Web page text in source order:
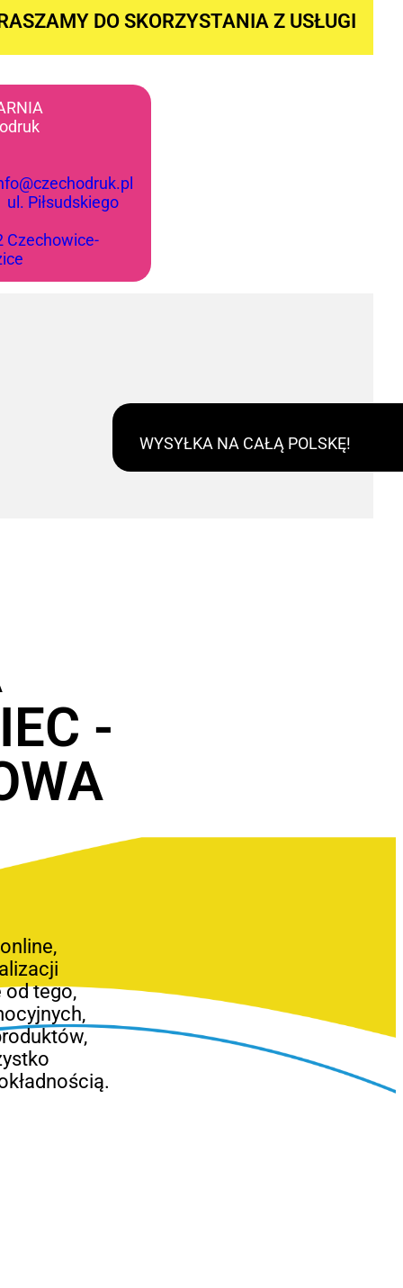
WYSYŁKA NA CAŁĄ POLSKĘ!
DO SKORZYSTANIA Z USŁUGI
ul. Piłsudskiego
Czechowice-
-
od tego,